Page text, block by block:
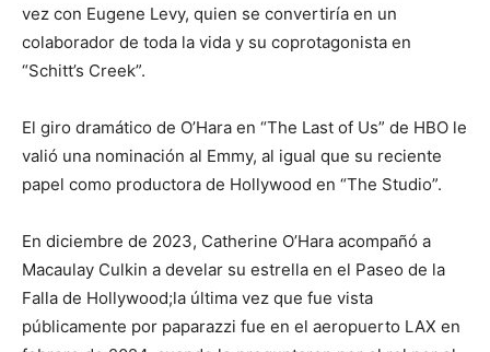
vez con Eugene Levy, quien se convertiría en un
colaborador de toda la vida y su coprotagonista en
“Schitt’s Creek”.
El giro dramático de O’Hara en “The Last of Us” de HBO le
valió una nominación al Emmy, al igual que su reciente
papel como productora de Hollywood en “The Studio”.
En diciembre de 2023, Catherine O’Hara acompañó a
Macaulay Culkin a develar su estrella en el Paseo de la
Falla de Hollywood;​la última vez que fue vista
públicamente por paparazzi fue en el aeropuerto LAX en